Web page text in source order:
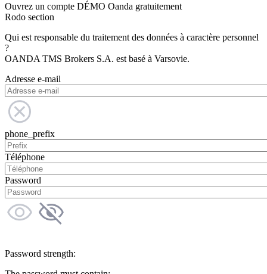
Ouvrez un compte DÉMO Oanda gratuitement
Rodo section
Qui est responsable du traitement des données à caractère personnel
?
OANDA TMS Brokers S.A. est basé à Varsovie.
Adresse e-mail
phone_prefix
Téléphone
Password
Password strength: